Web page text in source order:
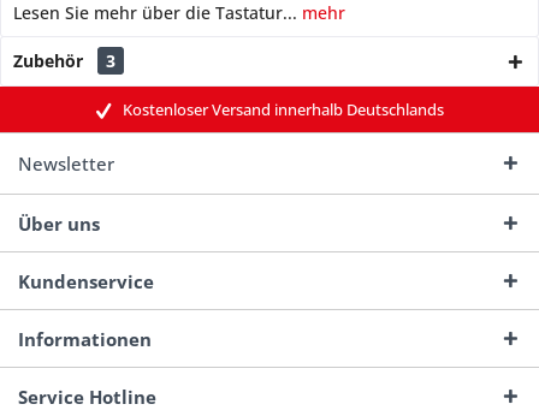
Lesen Sie mehr über die Tastatur... mehr
Zubehör 3
Kostenloser Versand innerhalb Deutschlands
Newsletter
Über uns
Kundenservice
Informationen
Service Hotline